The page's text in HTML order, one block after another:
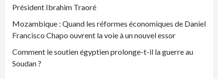
Président Ibrahim Traoré
Mozambique : Quand les réformes économiques de Daniel
Francisco Chapo ouvrent la voie à un nouvel essor
Comment le soutien égyptien prolonge-t-il la guerre au
Soudan ?